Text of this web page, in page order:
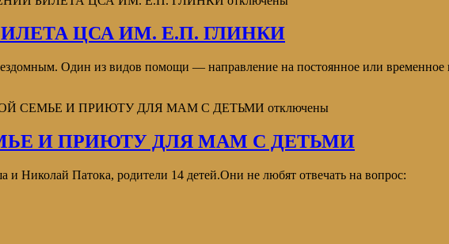
ЦСА ИМ. Е.П. ГЛИНКИ
Один из видов помощи — направление на постоянное или временное
СЕМЬЕ И ПРИЮТУ ДЛЯ МАМ С ДЕТЬМИ отключены
И ПРИЮТУ ДЛЯ МАМ С ДЕТЬМИ
Николай Патока, родители 14 детей.Они не любят отвечать на вопрос: